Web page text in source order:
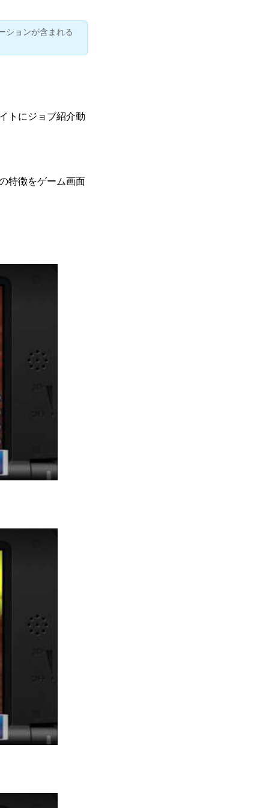
ションが含まれる
トにジョブ紹介動
特徴をゲーム画面